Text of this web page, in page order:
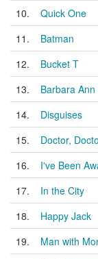
10.
Quick One
11.
Batman
12.
Bucket T
13.
Barbara Ann
14.
Disguises
15.
Doctor,
16.
I've Been
17.
In the City
18.
Happy Jack
19.
Man with